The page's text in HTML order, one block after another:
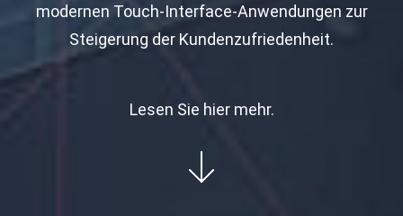
modernen Touch-Interface-Anwendungen zur
Steigerung der Kundenzufriedenheit.
Lesen Sie hier mehr.